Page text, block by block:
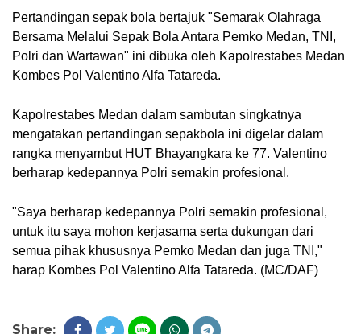
Pertandingan sepak bola bertajuk "Semarak Olahraga
Bersama Melalui Sepak Bola Antara Pemko Medan, TNI,
Polri dan Wartawan" ini dibuka oleh Kapolrestabes Medan
Kombes Pol Valentino Alfa Tatareda.
Kapolrestabes Medan dalam sambutan singkatnya
mengatakan pertandingan sepakbola ini digelar dalam
rangka menyambut HUT Bhayangkara ke 77. Valentino
berharap kedepannya Polri semakin profesional.
"Saya berharap kedepannya Polri semakin profesional,
untuk itu saya mohon kerjasama serta dukungan dari
semua pihak khususnya Pemko Medan dan juga TNI,"
harap Kombes Pol Valentino Alfa Tatareda. (MC/DAF)
Share: